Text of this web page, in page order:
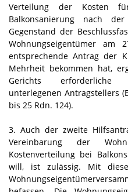
Verteilung der Kosten
Balkonsanierung nach
Gegenstand der
Wohnungseigentümer
entsprechende Antrag der
Mehrheit bekommen hat,
Gerichts erforderliche
unterlegenen Antragstellers
bis 25 Rdn. 124).
3. Auch der zweite
Vereinbarung der
Kostenverteilung bei
will, ist zulässig. Mit